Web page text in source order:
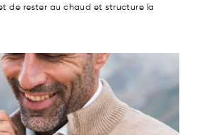
de rester au chaud et structure la